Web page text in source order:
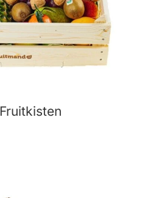
Fruitkisten